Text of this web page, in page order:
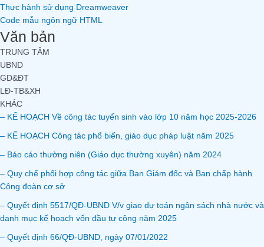
Thực hành sử dụng Dreamweaver
Code mẫu ngôn ngữ HTML
Văn bản
TRUNG TÂM
UBND
GD&ĐT
LĐ-TB&XH
KHÁC
– KẾ HOẠCH Về công tác tuyển sinh vào lớp 10 năm học 2025-2026
– KẾ HOẠCH Công tác phổ biến, giáo dục pháp luật năm 2025
– Báo cáo thường niên (Giáo dục thường xuyên) năm 2024
– Quy chế phối hợp công tác giữa Ban Giám đốc và Ban chấp hành
Công đoàn cơ sở
– Quyết định 5517/QĐ-UBND V/v giao dự toán ngân sách nhà nước và
danh mục kế hoạch vốn đầu tư công năm 2025
– Quyết định 66/QĐ-UBND, ngày 07/01/2022